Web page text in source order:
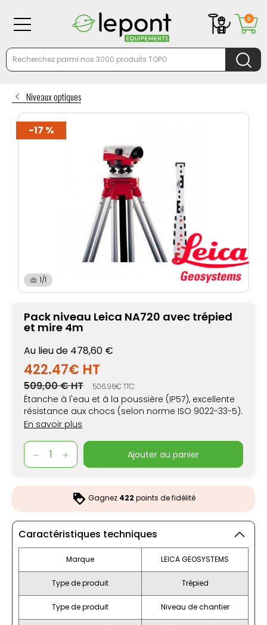
Niveaux optiques
-17 %
1/1
Pack niveau Leica NA720 avec trépied
et mire 4m
509,00 € HT
422.47€ HT
506.96€ TTC
Au lieu de 478,60 €
Étanche à l'eau et à la poussière (IP57), excellente
résistance aux chocs (selon norme ISO 9022-33-5).
En savoir plus
ajouter au panier
Gagnez 422 points de fidélité
Caractéristiques techniques
Marque LEICA GEOSYSTEMS
Type de produit Trépied
Type de produit Niveau de chantier
0